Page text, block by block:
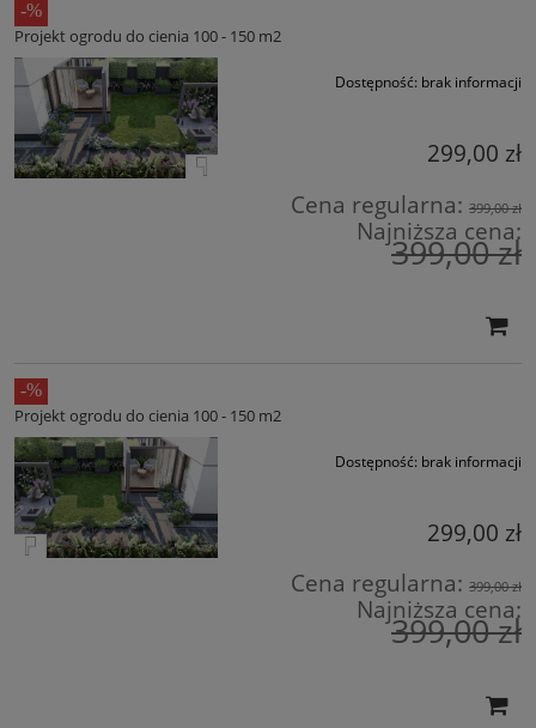
Projekt ogrodu do cienia 100 - 150 m2
Dostępność: brak informacji
299,00 zł
Cena regularna: 399,00 zł
Najniższa cena:
399,00 zł
Projekt ogrodu do cienia 100 - 150 m2
Dostępność: brak informacji
299,00 zł
Cena regularna: 399,00 zł
Najniższa cena:
399,00 zł